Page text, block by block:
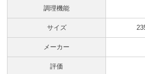
調理機能
サイズ
メーカー
評価